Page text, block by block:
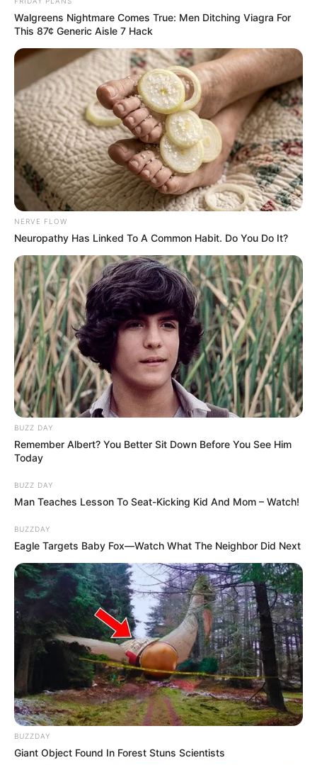
Walgreens Nightmare Comes True: Men Ditching Viagra For
This 87¢ Generic Aisle 7 Hack
NERVE FLOW
Neuropathy Has Linked To A Common Habit. Do You Do It?
BUZZ DAY
Remember Albert? You Better Sit Down Before You See Him
Today
BUZZ DAY
Man Teaches Lesson To Seat-Kicking Kid And Mom – Watch!
BUZZDAY
Eagle Targets Baby Fox—Watch What The Neighbor Did Next
BUZZDAY
Giant Object Found In Forest Stuns Scientists